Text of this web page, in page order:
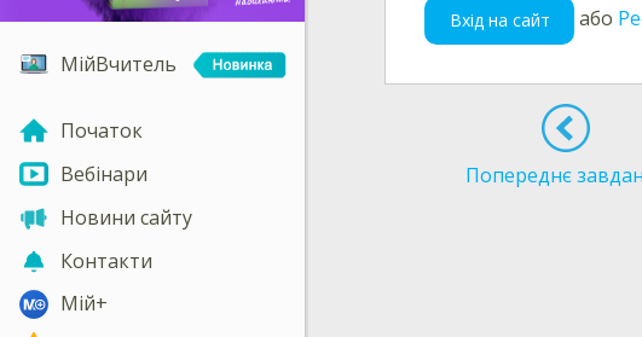
МійВчитель
Початок
Вебінари
Новини сайту
Контакти
Мій+
Вхід на сайт або
Попереднє